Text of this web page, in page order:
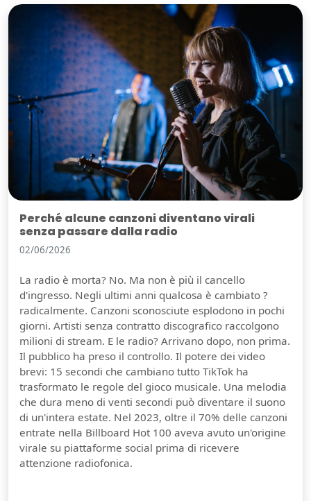
Perché alcune canzoni diventano virali
senza passare dalla radio
02/06/2026
La radio è morta? No. Ma non è più il cancello
d'ingresso. Negli ultimi anni qualcosa è cambiato ?
radicalmente. Canzoni sconosciute esplodono in pochi
giorni. Artisti senza contratto discografico raccolgono
milioni di stream. E le radio? Arrivano dopo, non prima.
Il pubblico ha preso il controllo. Il potere dei video
brevi: 15 secondi che cambiano tutto TikTok ha
trasformato le regole del gioco musicale. Una melodia
che dura meno di venti secondi può diventare il suono
di un'intera estate. Nel 2023, oltre il 70% delle canzoni
entrate nella Billboard Hot 100 aveva avuto un'origine
virale su piattaforme social prima di ricevere
attenzione radiofonica.